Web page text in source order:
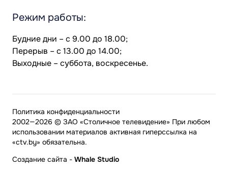
Режим работы:
Будние дни – с 9.00 до 18.00;
Перерыв – с 13.00 до 14.00;
Выходные – суббота, воскресенье.
2002—2026 © ЗАО «Столичное телевидение» При любом
использовании материалов активная гиперссылка на
«ctv.by» обязательна.
Политика конфиденциальности
Создание сайта - Whale Studio